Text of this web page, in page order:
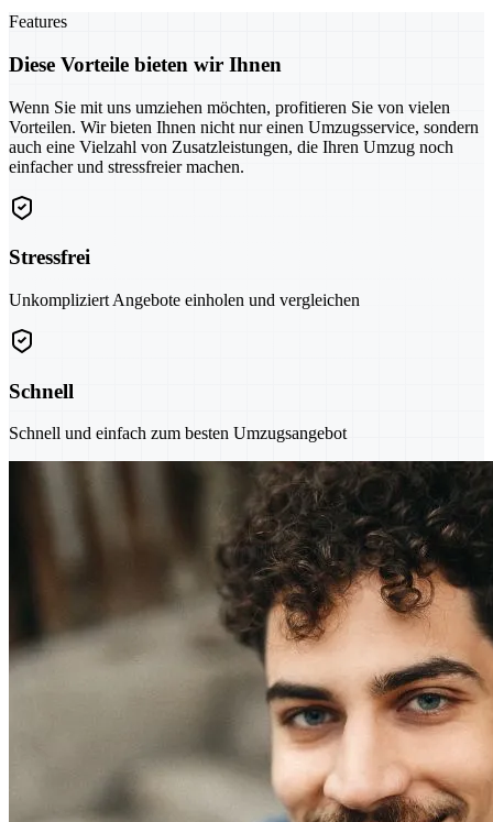
Features
Diese Vorteile bieten wir Ihnen
Wenn Sie mit uns umziehen möchten, profitieren Sie von vielen
Vorteilen. Wir bieten Ihnen nicht nur einen Umzugsservice, sondern
auch eine Vielzahl von Zusatzleistungen, die Ihren Umzug noch
einfacher und stressfreier machen.
Stressfrei
Unkompliziert Angebote einholen und vergleichen
Schnell
Schnell und einfach zum besten Umzugsangebot